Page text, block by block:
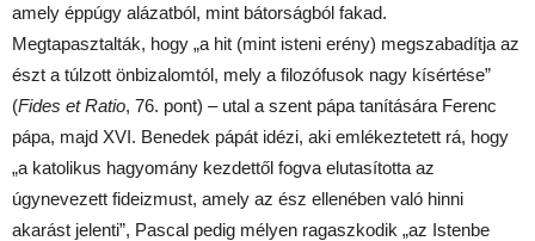
amely éppúgy alázatból, mint bátorságból fakad.
Megtapasztalták, hogy „a hit (mint isteni erény) megszabadítja az
észt a túlzott önbizalomtól, mely a filozófusok nagy kísértése”
(Fides et Ratio, 76. pont) – utal a szent pápa tanítására Ferenc
pápa, majd XVI. Benedek pápát idézi, aki emlékeztetett rá, hogy
„a katolikus hagyomány kezdettől fogva elutasította az
úgynevezett fideizmust, amely az ész ellenében való hinni
akarást jelenti”, Pascal pedig mélyen ragaszkodik „az Istenbe